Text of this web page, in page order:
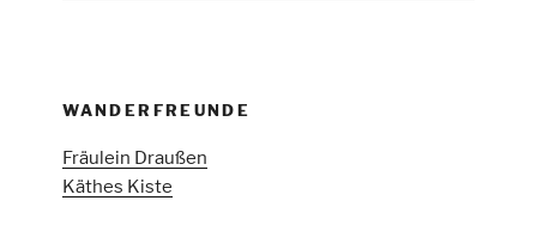
WANDERFREUNDE
Fräulein Draußen
Käthes Kiste